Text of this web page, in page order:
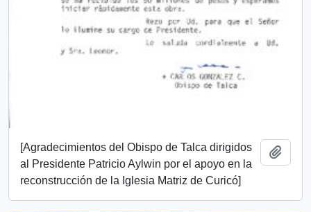
[Agradecimientos del Obispo de Talca dirigidos
al Presidente Patricio Aylwin por el apoyo en la
reconstrucción de la Iglesia Matriz de Curicó]